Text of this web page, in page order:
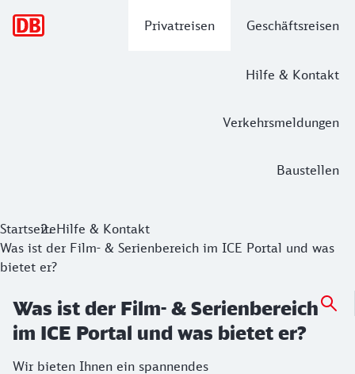
Privatreisen Geschäftsreisen
Hilfe & Kontakt
Verkehrsmeldungen
Baustellen
StartseiteHilfe & Kontakt
Was ist der Film- & Serienbereich im ICE Portal und was
bietet er?
Was ist der Film- & Serienbereich
im ICE Portal und was bietet er?
Wir bieten Ihnen ein spannendes